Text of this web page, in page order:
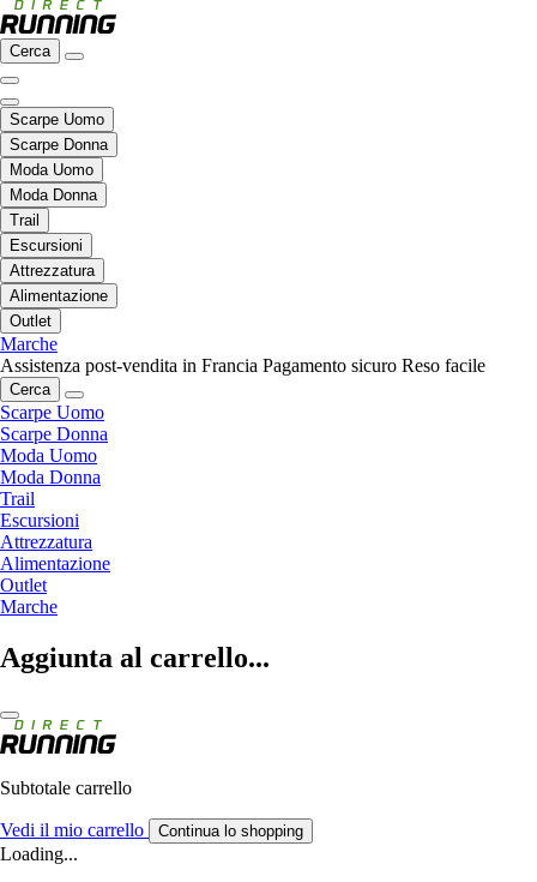
Cerca
Scarpe Uomo
Scarpe Donna
Moda Uomo
Moda Donna
Trail
Escursioni
Attrezzatura
Alimentazione
Outlet
Marche
Assistenza post-vendita in Francia Pagamento sicuro Reso facile
Cerca
Scarpe Uomo
Scarpe Donna
Moda Uomo
Moda Donna
Trail
Escursioni
Attrezzatura
Alimentazione
Outlet
Marche
Aggiunta al carrello...
Subtotale carrello
Vedi il mio carrello Continua lo shopping
Loading...